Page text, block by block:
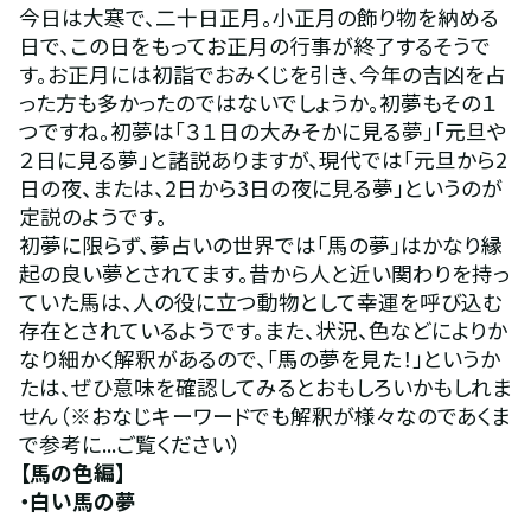
今日は大寒で、二十日正月。小正月の飾り物を納める
日で、この日をもってお正月の行事が終了するそうで
す。お正月には初詣でおみくじを引き、今年の吉凶を占
った方も多かったのではないでしょうか。初夢もその１
つですね。初夢は「３１日の大みそかに見る夢」「元旦や
２日に見る夢」と諸説ありますが、現代では「元旦から2
日の夜、または、2日から3日の夜に見る夢」というのが
定説のようです。
初夢に限らず、夢占いの世界では「馬の夢」はかなり縁
起の良い夢とされてます。昔から人と近い関わりを持っ
ていた馬は、人の役に立つ動物として幸運を呼び込む
存在とされているようです。また、状況、色などによりか
なり細かく解釈があるので、「馬の夢を見た！」というか
たは、ぜひ意味を確認してみるとおもしろいかもしれま
せん（※おなじキーワードでも解釈が様々なのであくま
で参考に...ご覧ください）
【馬の色編】
・白い馬の夢